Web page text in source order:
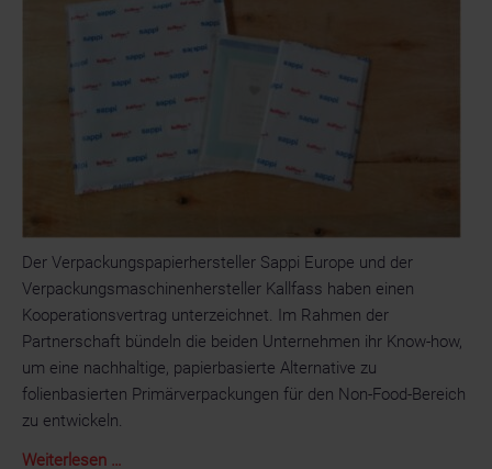
Der Verpackungspapierhersteller Sappi Europe und der
Verpackungsmaschinenhersteller Kallfass haben einen
Kooperationsvertrag unterzeichnet. Im Rahmen der
Partnerschaft bündeln die beiden Unternehmen ihr Know-how,
um eine nachhaltige, papierbasierte Alternative zu
folienbasierten Primärverpackungen für den Non-Food-Bereich
zu entwickeln.
Weiterlesen …